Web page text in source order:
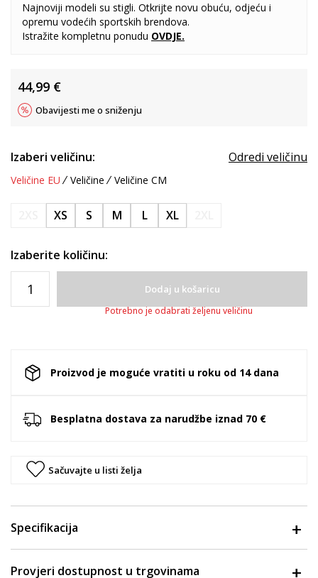
Najnoviji modeli su stigli. Otkrijte novu obuću, odjeću i
opremu vodećih sportskih brendova.
Istražite kompletnu ponudu OVDJE.
44,99 €
Obavijesti me o sniženju
Izaberi veličinu: Odredi veličinu
Veličine EU Veličine Veličine CM
XS S M L XL
Izaberite količinu:
Dodaj u košaricu
Potrebno je odabrati željenu veličinu
Proizvod je moguće vratiti u roku od 14 dana
Besplatna dostava za narudžbe iznad 70 €
Sačuvajte u listi želja
Specifikacija
Provjeri dostupnost u trgovinama